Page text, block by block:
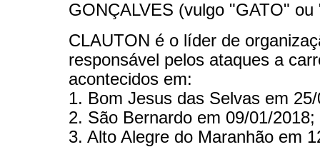
GONÇALVES (vulgo "GATO"
CLAUTON é o líder de
responsável pelos ataques a
acontecidos em:
1. Bom Jesus das Selvas em
2. São Bernardo em 09/01/
3. Alto Alegre do Maranhão em